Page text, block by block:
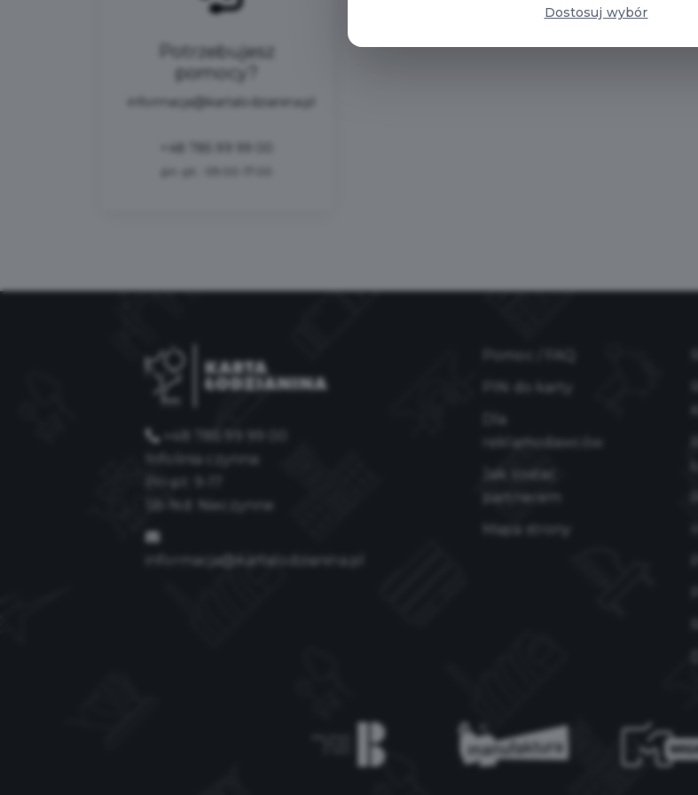
Potrzebujesz
pomocy?
informacja@kartalodzianina.pl
+48 785 99 99 00
informacja@kartalodzianina.pl
PIN do karty
reklamodawców
Jak zostać
partnerem
Mapa strony
Dostosuj wybór